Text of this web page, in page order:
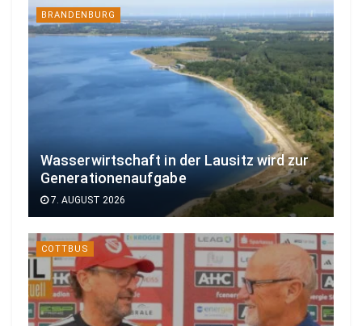
BRANDENBURG
Wasserwirtschaft in der Lausitz wird zur
Generationenaufgabe
7. AUGUST 2026
COTTBUS